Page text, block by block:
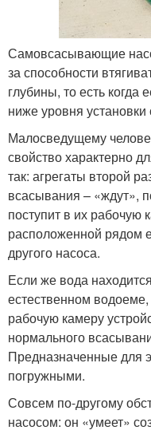
Самовсасывающие
за способности
глубины, то есть когда
ниже уровня установки
Малосведущему
свойство характерно
так: агрегаты второй
всасывания – «ждут»,
поступит в их рабочую
расположенной рядом
другого насоса.
Если же вода
естественном
рабочую камеру
нормального
Предназначенные для
погружными.
Совсем по-другому
насосом: он «умеет»